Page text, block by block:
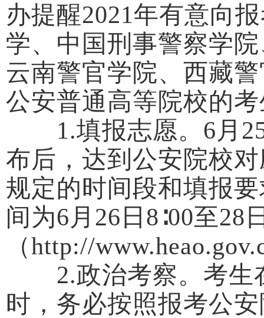
办提醒2021年有意向
学、中国刑事警察学
云南警官学院、西藏
公安普通高等院校的
1.填报志愿。6月25
布后，达到公安院校
规定的时间段和填报
间为6月26日8∶00至28
（http://
2.政治考察。考生
时，务必按照报考公